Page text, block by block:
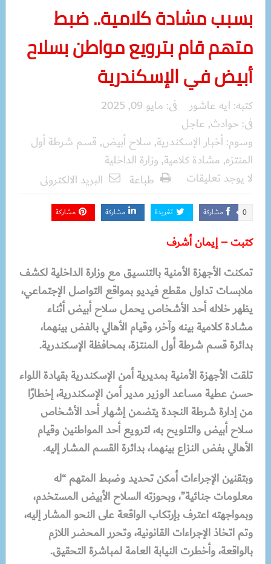
بسبب مشادة كلامية.. ضبط
متهم قام بترويع مواطن بسلاح
أبيض في الإسكندرية
كتبه: ايه عاشور فى: مايو 09, 2025
فى: حوادث, عاجل
وسوم:أخبار الإسكندرية, سلاح أبيض, قسم شرطة أول
المنتزه, مشادة كلامية, وزارة الداخلية
لا يوجد تعليقات
طباعة البريد الالكترونى
مشاركة 0 تغريدة مشاركة مشاركة
كتبت – إيمان أشرف
تمكنت الأجهزة الأمنية بالتنسيق مع وزارة الداخلية لكشف
ملابسات تداول مقطع فيديو بمواقع التواصل الإجتماعي،
يظهر خلاله أحد الأشخاص يحمل سلاح أبيض أثناء
مشادة كلامية بينه وآخر، وقيام الأهالي بالفض بينهما،
بدائرة قسم شرطة أول المنتزة، بمحافظة الإسكندرية.
تلقت الأجهزة الأمنية بمديرية أمن الإسكندرية بقيادة اللواء
حسن عطية مساعد الوزير مدير أمن الإسكندرية، إخطارًا
من إدارة شرطة النجدة يتضمن إشهار أحد الأشخاص
سلاح أبيض والتلويح به، لترويع أحد المواطنين وقيام
الأهالي بفض النزاع بينهما، بدائرة القسم المشار إليه.
وبتقنين الإجراءات أمكن تحديد وضبط المتهم “له
معلومات جنائية”، وبحوزته السلاح الأبيض المستخدم،
وبمواجهته اعترف بإرتكاب الواقعة على النحو المشار إليه،
وتم اتخاذ الإجراءات القانونية، وتحرر المحضر اللازم
بالواقعة، وأخطرت النيابة العامة لمباشرة التحقيق.